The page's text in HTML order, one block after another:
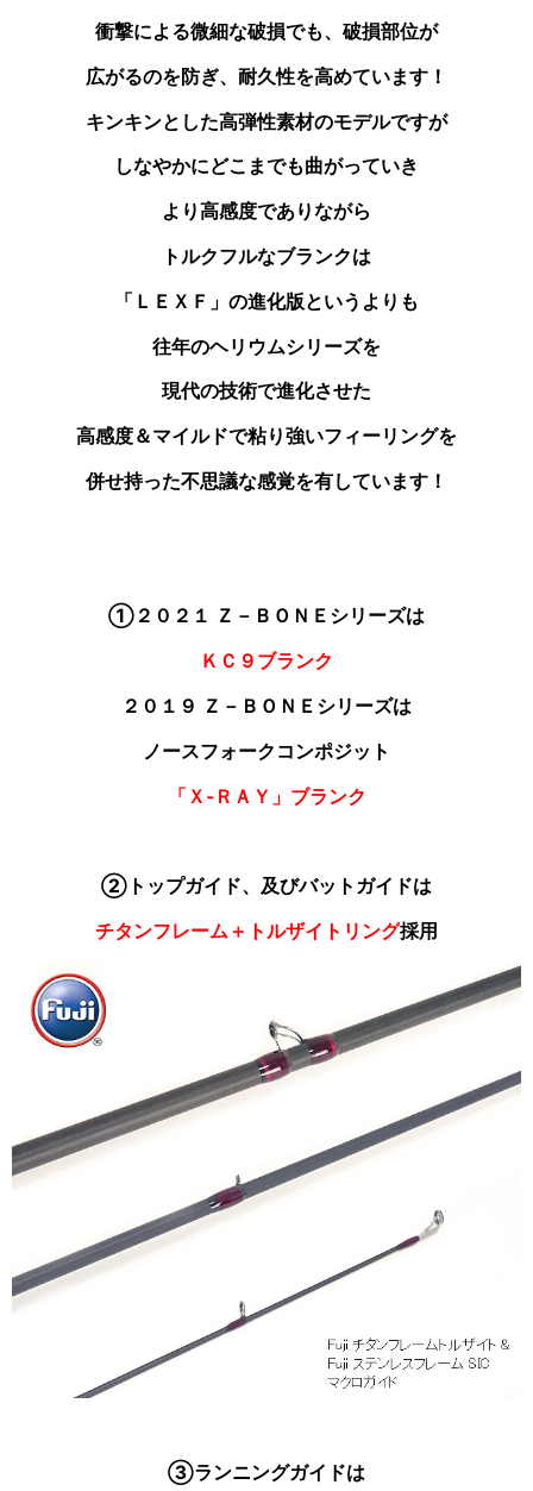
衝撃による微細な破損でも、破損部位が
広がるのを防ぎ、耐久性を高めています！
キンキンとした高弾性素材のモデルですが
しなやかにどこまでも曲がっていき
より高感度でありながら
トルクフルなブランクは
「ＬＥＸＦ」の進化版というよりも
往年のヘリウムシリーズを
現代の技術で進化させた
高感度＆マイルドで粘り強いフィーリングを
併せ持った不思議な感覚を有しています！
①２０２１ Ｚ－ＢＯＮＥシリーズは
ＫＣ９ブランク
２０１９ Ｚ－ＢＯＮＥシリーズは
ノースフォークコンポジット
「Ｘ‐ＲＡＹ」ブランク
②トップガイド、及びバットガイドは
チタンフレーム＋トルザイトリング採用
③ランニングガイドは